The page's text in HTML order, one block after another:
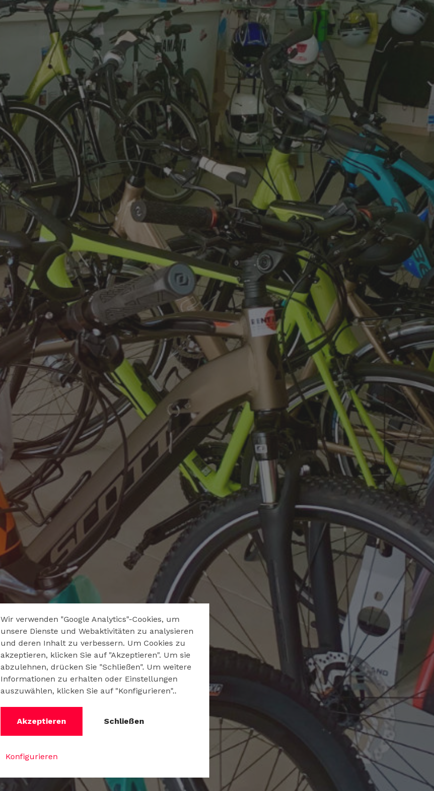
Wir verwenden "Google Analytics"-Cookies, um
unsere Dienste und Webaktivitäten zu analysieren
und deren Inhalt zu verbessern. Um Cookies zu
akzeptieren, klicken Sie auf "Akzeptieren". Um sie
abzulehnen, drücken Sie "Schließen". Um weitere
Informationen zu erhalten oder Einstellungen
auszuwählen, klicken Sie auf "Konfigurieren"..
Akzeptieren Schließen
Konfigurieren